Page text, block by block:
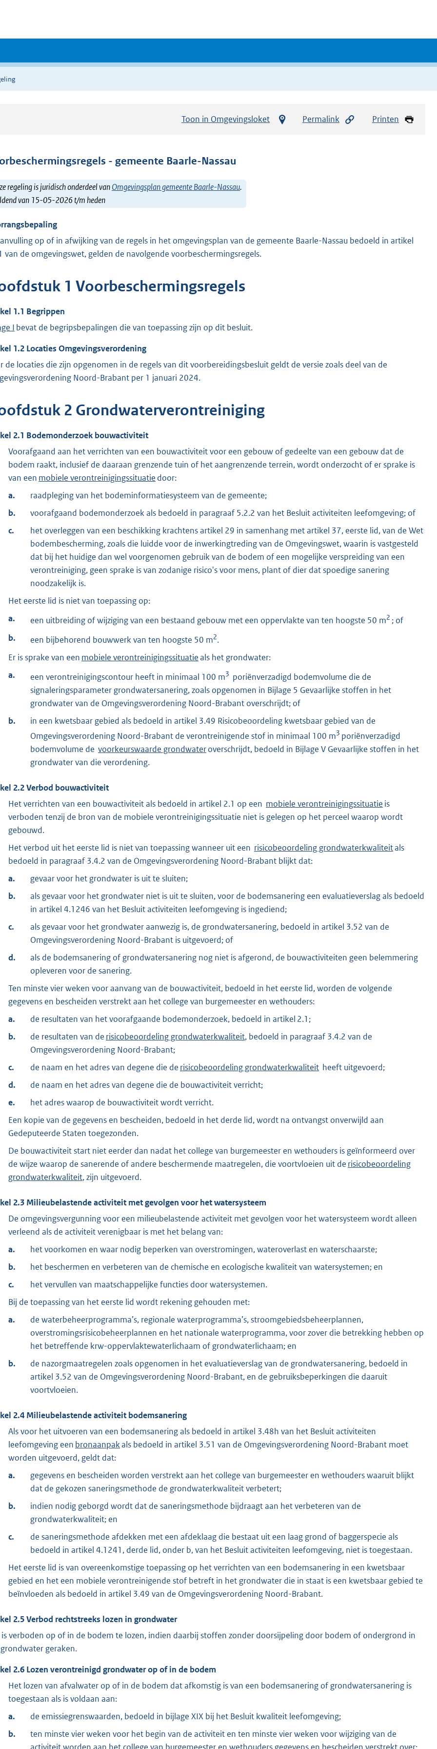
Toon in Omgevingsloket Permalink Printen
- gemeente Baarle-Nassau
regeling is juridisch onderdeel vanOmgevingsplan gemeente Baarle-Nassau.
van 15-05-2026 t/m heden
op of in afwijking van de regels in het omgevingsplan van de gemeente Baarle-Nassau bedoeld in artikel
van de omgevingswet, gelden de navolgende voorbeschermingsregels.
1 Voorbeschermingsregels
1.1 Begrippen
I bevat de begripsbepalingen die van toepassing zijn op dit besluit.
1.2 Locaties Omgevingsverordening
de locaties die zijn opgenomen in de regels van dit voorbereidingsbesluit geldt de versie zoals deel van de
Noord-Brabant per 1 januari 2024.
2 Grondwaterverontreiniging
2.1 Bodemonderzoek bouwactiviteit
Voorafgaand aan het verrichten van een bouwactiviteit voor een gebouw of gedeelte van een gebouw dat de
bodem raakt, inclusief de daaraan grenzende tuin of het aangrenzende terrein, wordt onderzocht of er sprake is
van een mobiele verontreinigingssituatie door:
a.
raadpleging van het bodeminformatiesysteem van de gemeente;
b.
voorafgaand bodemonderzoek als bedoeld in paragraaf 5.2.2 van het Besluit activiteiten leefomgeving; of
c.
het overleggen van een beschikking krachtens artikel 29 in samenhang met artikel 37, eerste lid, van de Wet
bodembescherming, zoals die luidde voor de inwerkingtreding van de Omgevingswet, waarin is vastgesteld
dat bij het huidige dan wel voorgenomen gebruik van de bodem of een mogelijke verspreiding van een
verontreiniging, geen sprake is van zodanige risico's voor mens, plant of dier dat spoedige sanering
noodzakelijk is.
Het eerste lid is niet van toepassing op:
a.
een uitbreiding of wijziging van een bestaand gebouw met een oppervlakte van ten hoogste 50 m2 ; of
b.
een bijbehorend bouwwerk van ten hoogste 50 m2.
Er is sprake van een mobiele verontreinigingssituatieals het grondwater:
a.
een verontreinigingscontour heeft in minimaal 100 m3 poriënverzadigd bodemvolume die de
signaleringsparameter grondwatersanering, zoals opgenomen in Bijlage 5 Gevaarlijke stoffen in het
grondwater van de Omgevingsverordening Noord-Brabant overschrijdt; of
b.
in een kwetsbaar gebied als bedoeld in artikel 3.49 Risicobeoordeling kwetsbaar gebied van de
Omgevingsverordening Noord-Brabant de verontreinigende stof in minimaal 100 m3 poriënverzadigd
bodemvolume de voorkeurswaarde grondwateroverschrijdt, bedoeld in Bijlage V Gevaarlijke stoffen in het
grondwater van die verordening.
2.2Verbod bouwactiviteit
Het verrichten van een bouwactiviteit als bedoeld in artikel 2.1 op een mobiele verontreinigingssituatie is
verboden tenzij de bron van de mobiele verontreinigingssituatie niet is gelegen op het perceel waarop wordt
gebouwd.
Het verbod uit het eerste lid is niet van toepassing wanneer uit een risicobeoordeling grondwaterkwaliteitals
bedoeld in paragraaf 3.4.2 van de Omgevingsverordening Noord-Brabant blijkt dat:
a.
gevaar voor het grondwater is uit te sluiten;
b.
als gevaar voor het grondwater niet is uit te sluiten, voor de bodemsanering een evaluatieverslag als bedoeld
in artikel 4.1246 van het Besluit activiteiten leefomgeving is ingediend;
c.
als gevaar voor het grondwater aanwezig is, de grondwatersanering, bedoeld in artikel 3.52 van de
Omgevingsverordening Noord-Brabant is uitgevoerd; of
d.
als de bodemsanering of grondwatersanering nog niet is afgerond, de bouwactiviteiten geen belemmering
opleveren voor de sanering.
Ten minste vier weken voor aanvang van de bouwactiviteit, bedoeld in het eerste lid, worden de volgende
gegevens en bescheiden verstrekt aan het college van burgemeester en wethouders:
a.
de resultaten van het voorafgaande bodemonderzoek, bedoeld in artikel 2.1;
b.
de resultaten van de risicobeoordeling grondwaterkwaliteit, bedoeld in paragraaf 3.4.2 van de
Omgevingsverordening Noord-Brabant;
c.
de naam en het adres van degene die de risicobeoordeling grondwaterkwaliteit heeft uitgevoerd;
d.
de naam en het adres van degene die de bouwactiviteit verricht;
e.
het adres waarop de bouwactiviteit wordt verricht.
Een kopie van de gegevens en bescheiden, bedoeld in het derde lid, wordt na ontvangst onverwijld aan
Gedeputeerde Staten toegezonden.
De bouwactiviteit start niet eerder dan nadat het college van burgemeester en wethouders is geïnformeerd over
de wijze waarop de sanerende of andere beschermende maatregelen, die voortvloeien uit de risicobeoordeling
grondwaterkwaliteit, zijn uitgevoerd.
2.3 Milieubelastende activiteit met gevolgen voor het watersysteem
De omgevingsvergunning voor een milieubelastende activiteit met gevolgen voor het watersysteem wordt alleen
verleend als de activiteit verenigbaar is met het belang van:
a.
het voorkomen en waar nodig beperken van overstromingen, wateroverlast en waterschaarste;
b.
het beschermen en verbeteren van de chemische en ecologische kwaliteit van watersystemen; en
c.
het vervullen van maatschappelijke functies door watersystemen.
Bij de toepassing van het eerste lid wordt rekening gehouden met:
a.
de waterbeheerprogramma’s, regionale waterprogramma’s, stroomgebiedsbeheerplannen,
overstromingsrisicobeheerplannen en het nationale waterprogramma, voor zover die betrekking hebben op
het betreffende krw-oppervlaktewaterlichaam of grondwaterlichaam; en
b.
de nazorgmaatregelen zoals opgenomen in het evaluatieverslag van de grondwatersanering, bedoeld in
artikel 3.52 van de Omgevingsverordening Noord-Brabant, en de gebruiksbeperkingen die daaruit
voortvloeien.
2.4 Milieubelastende activiteit bodemsanering
Als voor het uitvoeren van een bodemsanering als bedoeld in artikel 3.48h van het Besluit activiteiten
leefomgeving een bronaanpakals bedoeld in artikel 3.51 van de Omgevingsverordening Noord-Brabant moet
worden uitgevoerd, geldt dat:
a.
gegevens en bescheiden worden verstrekt aan het college van burgemeester en wethouders waaruit blijkt
dat de gekozen saneringsmethode de grondwaterkwaliteit verbetert;
b.
indien nodig geborgd wordt dat de saneringsmethode bijdraagt aan het verbeteren van de
grondwaterkwaliteit; en
c.
de saneringsmethode afdekken met een afdeklaag die bestaat uit een laag grond of baggerspecie als
bedoeld in artikel 4.1241, derde lid, onder b, van het Besluit activiteiten leefomgeving, niet is toegestaan.
Het eerste lid is van overeenkomstige toepassing op het verrichten van een bodemsanering in een kwetsbaar
gebied en het een mobiele verontreinigende stof betreft in het grondwater die in staat is een kwetsbaar gebied te
beïnvloeden als bedoeld in artikel 3.49 van de Omgevingsverordening Noord-Brabant.
2.5Verbod rechtstreeks lozen in grondwater
verboden op of in de bodem te lozen, indien daarbij stoffen zonder doorsijpeling door bodem of ondergrond in
geraken.
2.6 Lozen verontreinigd grondwater op of in de bodem
Het lozen van afvalwater op of in de bodem dat afkomstig is van een bodemsanering of grondwatersanering is
toegestaan als is voldaan aan:
a.
de emissiegrenswaarden, bedoeld in bijlage XIX bij het Besluit kwaliteit leefomgeving;
b.
ten minste vier weken voor het begin van de activiteit en ten minste vier weken voor wijziging van de